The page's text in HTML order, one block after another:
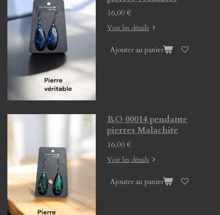
16,00 €
Voir les détails
Ajouter au panier
B.O 00014 pendante
pierres Malachite
16,00 €
Voir les détails
Ajouter au panier